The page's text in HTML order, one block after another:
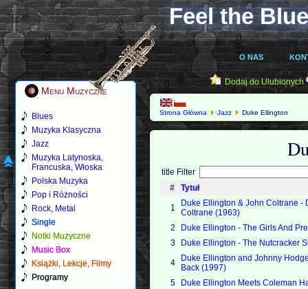
Feel the
O NAS
Menu Muzyczne
Blues
Muzyka Klasyczna
Jazz
Muzyka Latynoska,
Francuska, Włoska
Polska Muzyka
Pop i Różności
Rock, Metal
Single
Notki Muzyczne
Music Box
Książki, Lekcje, Filmy
Programy
Dodaj do Ulubionych
Strona Główna Jazz Duke Ellington
title Filter
#
Tytuł
1
Duke Ellington & John Coltrane -
Coltrane (1963)
2
Duke Ellington - The Girls And
3
Duke Ellington - The Nutcracker
4
Duke Ellington and Johnny
Back (1997)
5
Duke Ellington Meets Coleman